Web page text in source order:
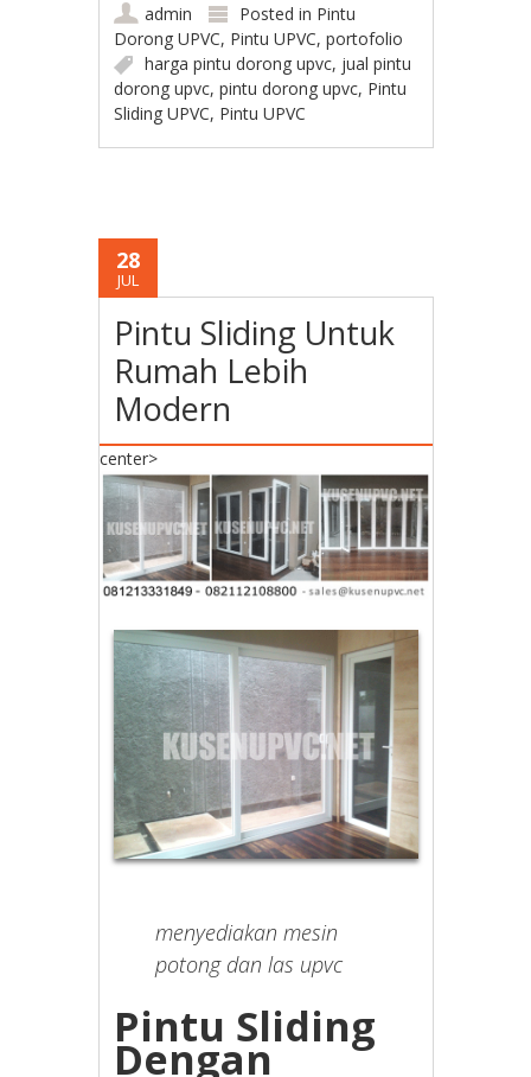
admin Posted in Pintu
Dorong UPVC, Pintu UPVC,portofolio
harga pintu dorong upvc, jual pintu
dorong upvc,pintu dorong upvc, Pintu
Sliding UPVC, Pintu UPVC
28
JUL
Pintu Sliding Untuk
Rumah Lebih
Modern
center>
menyediakan mesin
potong dan las upvc
Pintu Sliding
Dengan